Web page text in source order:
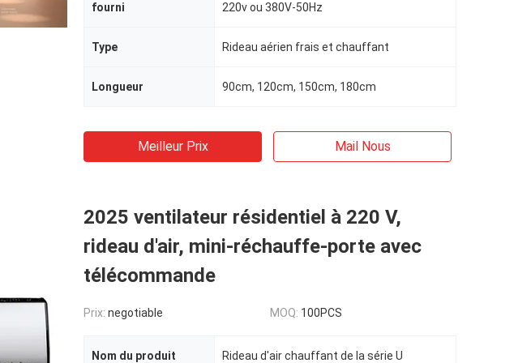
fourni 220v ou 380V-50Hz
Type Rideau aérien frais et chauffant
Longueur 90cm, 120cm, 150cm, 180cm
Meilleur Prix Mail Nous
2025 ventilateur résidentiel à 220 V,
rideau d'air, mini-réchauffe-porte avec
télécommande
Prix: negotiable MOQ: 100PCS
Nom du produit Rideau d'air chauffant de la série U